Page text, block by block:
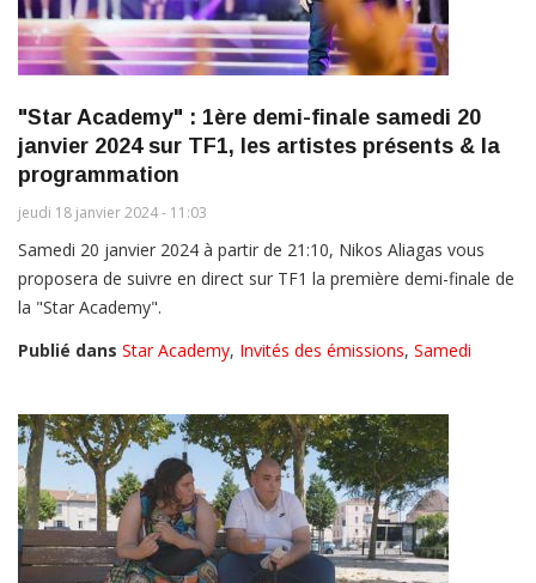
"Star Academy" : 1ère demi-finale samedi 20
janvier 2024 sur TF1, les artistes présents & la
programmation
jeudi 18 janvier 2024 - 11:03
Samedi 20 janvier 2024 à partir de 21:10, Nikos Aliagas vous
proposera de suivre en direct sur TF1 la première demi-finale de
la "Star Academy".
Publié dans Star Academy, Invités des émissions, Samedi